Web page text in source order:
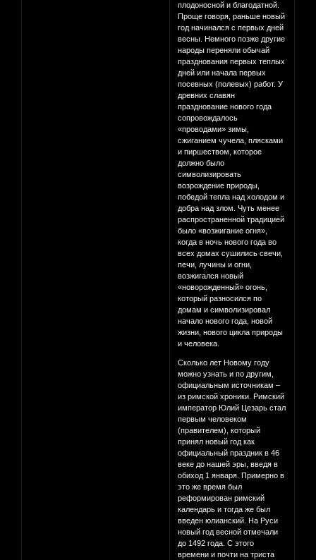
плодоносной и благодатной.
Проще говоря, раньше новый
год начинался с первых дней
весны. Немного позже другие
народы переняли обычай
празднования первых теплых
дней или начала первых
посевных (полевых) работ. У
древних славян
празднование нового года
сопровождалось
«проводами» зимы,
сжиганием чучела, плясками
и пиршеством, которое
должно было
символизировать
возрождение природы,
победой тепла над холодом и
добра над злом. Чуть менее
распространенной традицией
было «возжигание огня»,
когда в ночь нового года во
всех домах сушились свечи,
печи, лучины и огни,
возжигался новый
«новорожденный» огонь,
который разносился по
домам и символизировал
начало нового года, новой
жизни, нового цикла природы
и человека.
Сколько лет Новому году
можно узнать и по другим,
официальным источникам –
из римской хроники. Римский
император Юлий Цезарь стал
первым человеком
(правителем), который
принял новый год как
официальный праздник в 46
веке до нашей эры, введя в
обиход 1 января. Примерно в
это же время был
реформирован римский
календарь и тогда же был
введен юлианский. На Руси
новый год весной отмечали
до 1492 года. С этого
времени и почти на триста